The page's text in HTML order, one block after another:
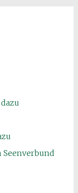
Seenverbund